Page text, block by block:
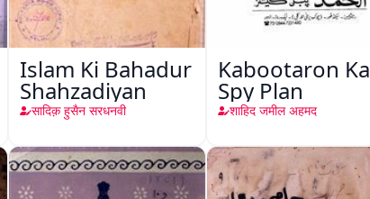
Islam Ki Bahadur
Shahzadiyan
सादिक़ हुसैन सरधनवी
Kabootaron Ka
Spy Plan
शाहिद जमील अहमद